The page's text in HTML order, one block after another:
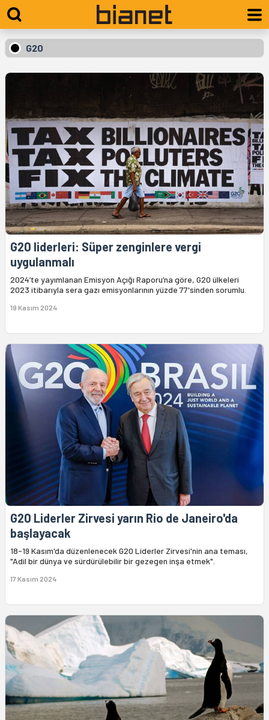
G20
G20 liderleri: Süper zenginlere vergi
uygulanmalı
2024’te yayımlanan Emisyon Açığı Raporu’na göre, G20 ülkeleri
2023 itibarıyla sera gazı emisyonlarının yüzde 77'sinden sorumlu.
19 Kasım 2024
G20 Liderler Zirvesi yarın Rio de Janeiro'da
başlayacak
18-19 Kasım'da düzenlenecek G20 Liderler Zirvesi'nin ana teması,
"Adil bir dünya ve sürdürülebilir bir gezegen inşa etmek".
17 Kasım 2024